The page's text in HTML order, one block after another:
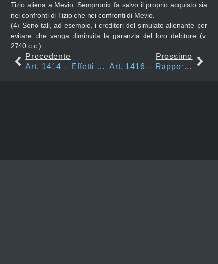
Tizio aliena a Mevio: Sempronio fa salvo il proprio acquisto sia
nei confronti di Tizio che nei confronti di Mevio.
(4) Sono tali, ad esempio, i creditori del simulato alienante per
evitare che venga diminuita la garanzia del loro debitore (v.
2740 c.c.).
Precedente
Art. 1414 – Effetti Della Simulazione Tra Le Parti
Prossimo
Art. 1416 – Rapporti Con I Creditori